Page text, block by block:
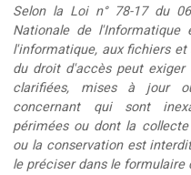
Selon la Loi n° 78-17 du
Nationale de
l'informatique, aux fichiers
du droit d'accès peut exiger
clarifiées, mises à jour
concernant qui sont
périmées ou dont la
ou la conservation est
le préciser dans le formulaire